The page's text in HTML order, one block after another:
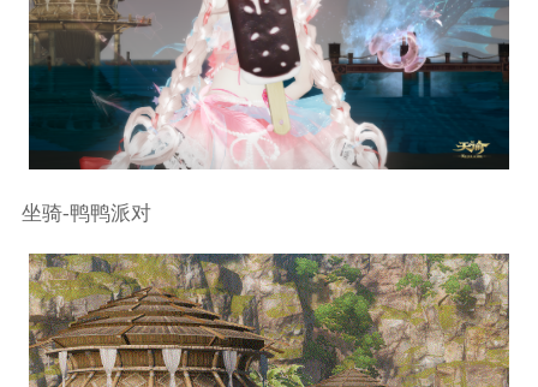
坐骑-鸭鸭派对